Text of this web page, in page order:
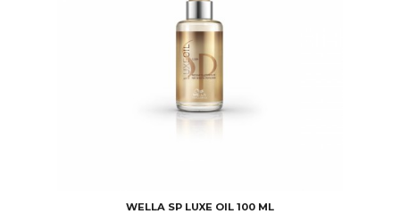
WELLA SP LUXE OIL 100 ML